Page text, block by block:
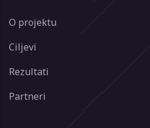
O projektu
Ciljevi
Rezultati
Partneri